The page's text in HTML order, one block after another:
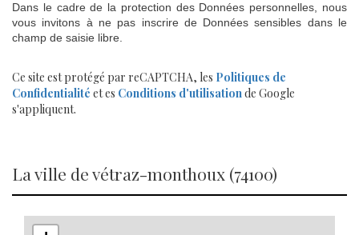
Dans le cadre de la protection des Données personnelles, nous
vous invitons à ne pas inscrire de Données sensibles dans le
champ de saisie libre.
Ce site est protégé par reCAPTCHA, les Politiques de
Confidentialité et es Conditions d'utilisationde Google
s'appliquent.
la ville de vétraz-monthoux (74100)